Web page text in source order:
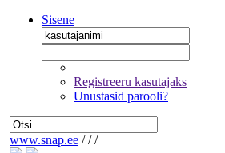
Sisene
Registreeru kasutajaks
Unustasid parooli?
www.snap.ee / / /